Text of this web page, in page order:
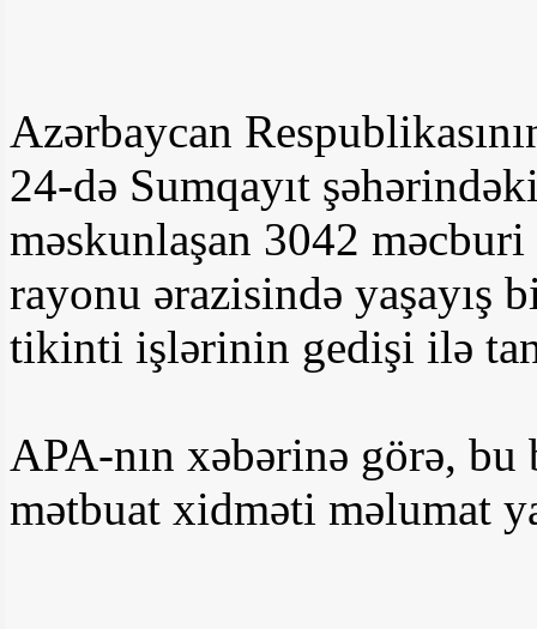
Azərbaycan
24-də Sumqayıt
məskunlaşan 3042
rayonu ərazisində yaşayış
tikinti işlərinin gedişi ilə
APA-nın xəbərinə görə,
mətbuat xidməti məlumat